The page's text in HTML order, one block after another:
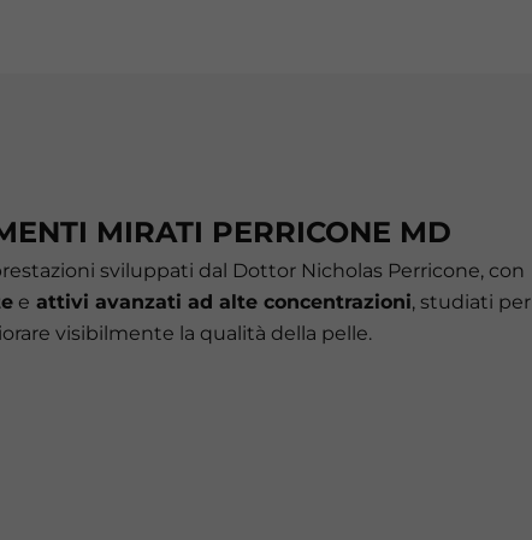
MIRATI PERRICONE MD
sviluppati dal Dottor Nicholas Perricone, con
e attivi avanzati ad alte concentrazioni, studiati per
visibilmente la qualità della pelle.